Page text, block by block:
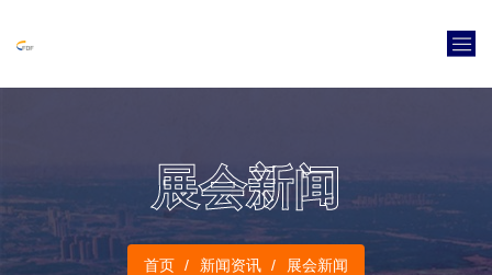
展会新闻
首页 新闻资讯 展会新闻